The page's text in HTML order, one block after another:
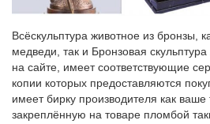
Всёскульптура животное из бронзы,
медведи, так и Бронзовая
на сайте, имеет соответствующие
копии которых предоставляются
имеет бирку производителя как ваше
закреплённую на товаре пломбой